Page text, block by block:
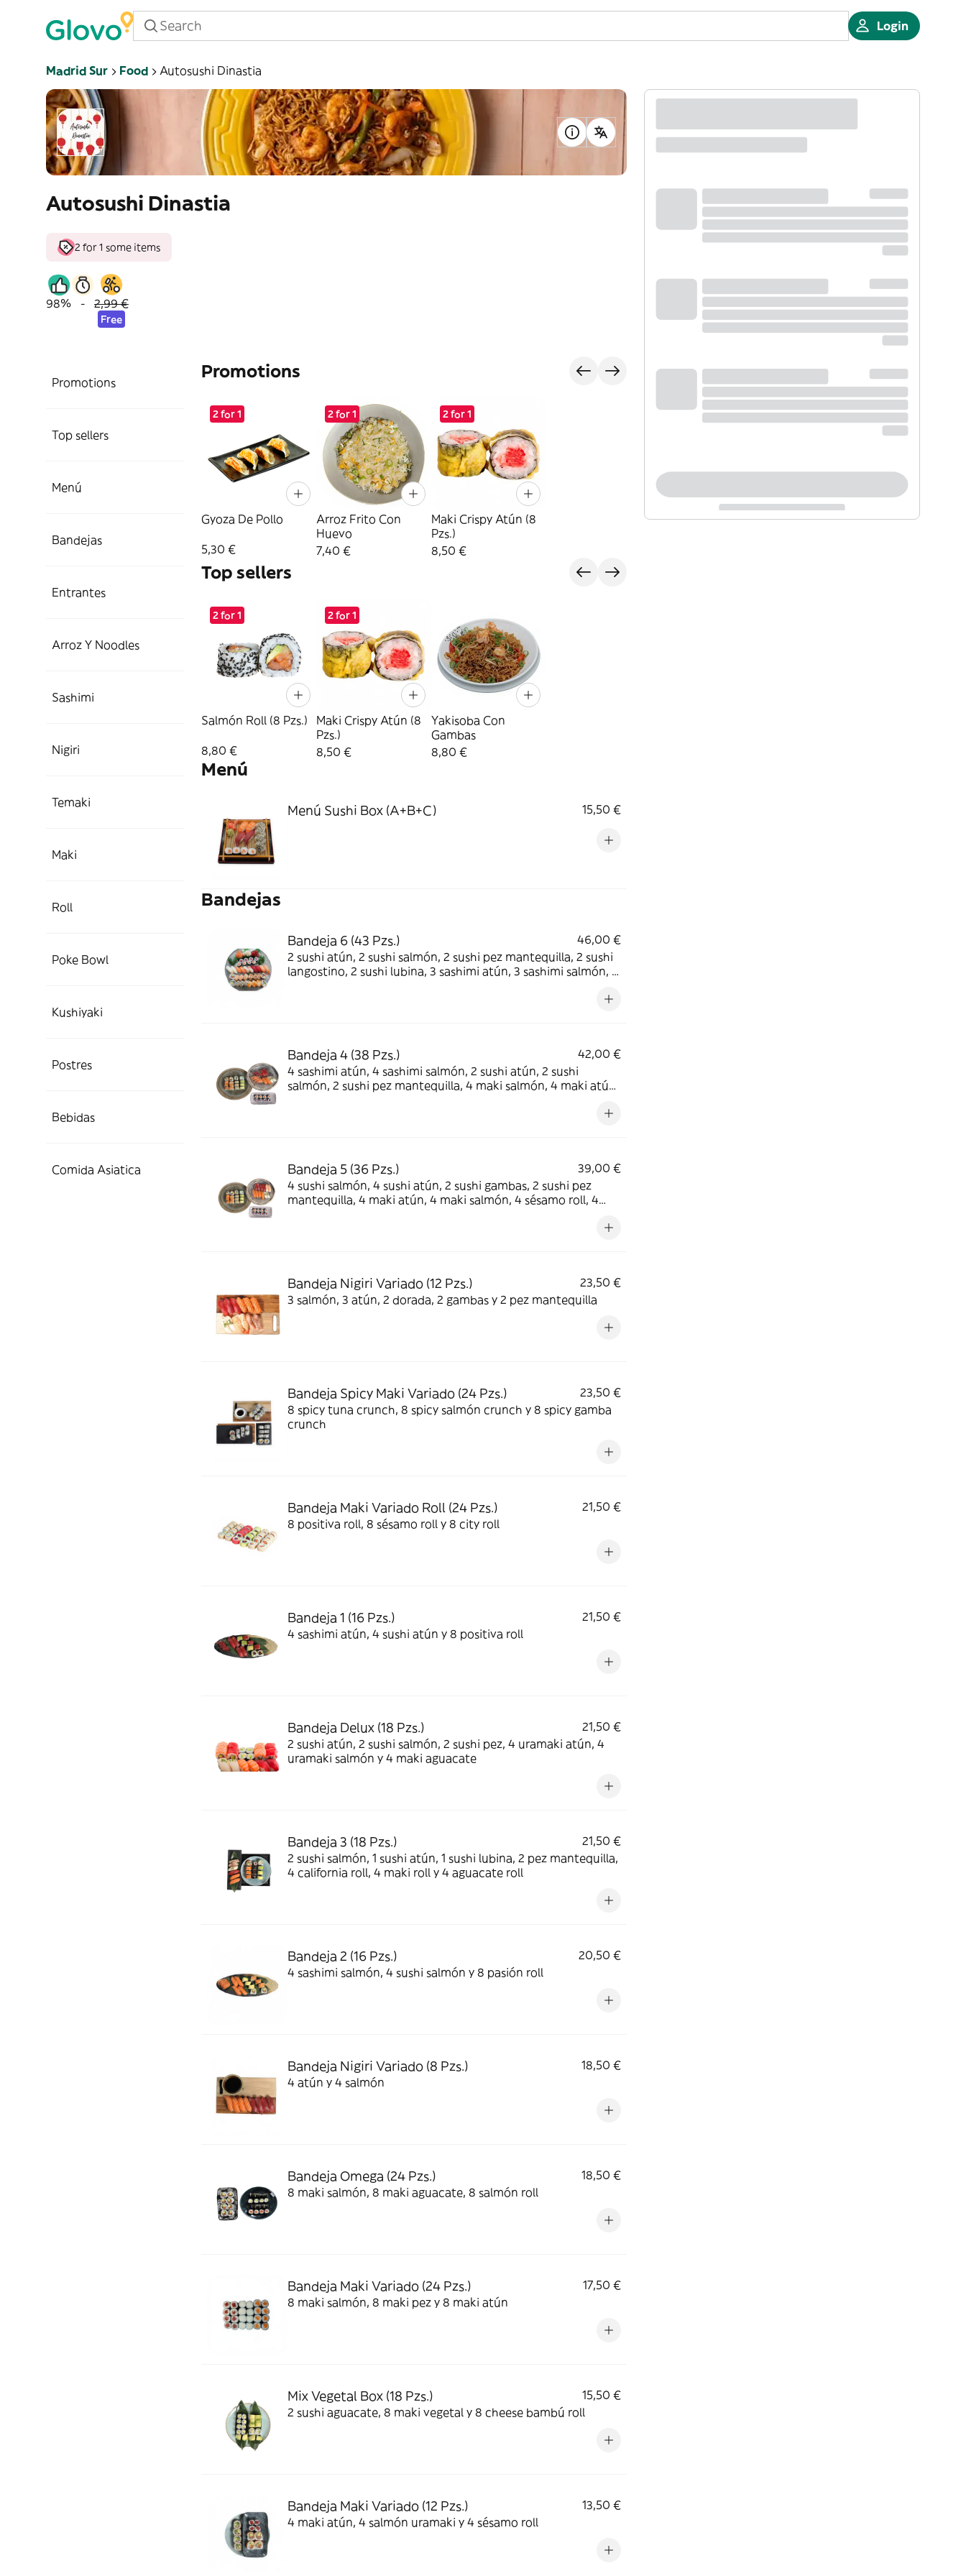
Login
Madrid Sur Food Autosushi Dinastia
Autosushi Dinastia
2 for 1 some items
98% - 2,99 €
Free
Promotions
Top sellers
Menú
Bandejas
Entrantes
Arroz Y Noodles
Sashimi
Nigiri
Temaki
Maki
Roll
Poke Bowl
Kushiyaki
Postres
Bebidas
Comida Asiatica
Promotions
2 for 1
Gyoza De Pollo
5,30 €
2 for 1
Arroz Frito Con
Huevo
7,40 €
2 for 1
Maki Crispy Atún (8
Pzs.)
8,50 €
Top sellers
2 for 1
Salmón Roll (8 Pzs.)
8,80 €
2 for 1
Maki Crispy Atún (8
Pzs.)
8,50 €
Yakisoba Con
Gambas
8,80 €
Menú
Menú Sushi Box (A+B+C) 15,50 €
Bandejas
Bandeja 6 (43 Pzs.)
46,00 €
2 sushi atún, 2 sushi salmón, 2 sushi pez mantequilla, 2 sushi
langostino, 2 sushi lubina, 3 sashimi atún, 3 sashimi salmón, 3
salmón uramaki, 4 California 4 crazy salmón y 4 salmón roll
Bandeja 4 (38 Pzs.)
42,00 €
4 sashimi atún, 4 sashimi salmón, 2 sushi atún, 2 sushi
salmón, 2 sushi pez mantequilla, 4 maki salmón, 4 maki atún,
Bandeja 5 (36 Pzs.)
39,00 €
4 sushi salmón, 4 sushi atún, 2 sushi gambas, 2 sushi pez
mantequilla, 4 maki atún, 4 maki salmón, 4 sésamo roll, 4
Bandeja Nigiri Variado (12 Pzs.)
23,50 €
3 salmón, 3 atún, 2 dorada, 2 gambas y 2 pez mantequilla
Bandeja Spicy Maki Variado (24 Pzs.)
23,50 €
8 spicy tuna crunch, 8 spicy salmón crunch y 8 spicy gamba
crunch
Bandeja Maki Variado Roll (24 Pzs.)
21,50 €
8 positiva roll, 8 sésamo roll y 8 city roll
Bandeja 1 (16 Pzs.)
21,50 €
4 sashimi atún, 4 sushi atún y 8 positiva roll
Bandeja Delux (18 Pzs.)
21,50 €
2 sushi atún, 2 sushi salmón, 2 sushi pez, 4 uramaki atún, 4
uramaki salmón y 4 maki aguacate
Bandeja 3 (18 Pzs.)
21,50 €
2 sushi salmón, 1 sushi atún, 1 sushi lubina, 2 pez mantequilla,
4 california roll, 4 maki roll y 4 aguacate roll
Bandeja 2 (16 Pzs.)
20,50 €
4 sashimi salmón, 4 sushi salmón y 8 pasión roll
Bandeja Nigiri Variado (8 Pzs.)
18,50 €
4 atún y 4 salmón
Bandeja Omega (24 Pzs.)
18,50 €
8 maki salmón, 8 maki aguacate, 8 salmón roll
Bandeja Maki Variado (24 Pzs.)
17,50 €
8 maki salmón, 8 maki pez y 8 maki atún
Mix Vegetal Box (18 Pzs.)
15,50 €
2 sushi aguacate, 8 maki vegetal y 8 cheese bambú roll
Bandeja Maki Variado (12 Pzs.)
13,50 €
4 maki atún, 4 salmón uramaki y 4 sésamo roll